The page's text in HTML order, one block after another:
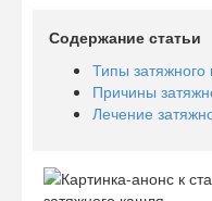
Содержание статьи
Типы затяжного
Причины
Лечение